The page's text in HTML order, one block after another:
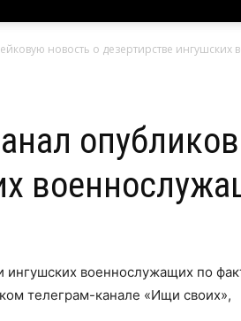
новость о дезертирстве
ингушских военнослужащих по
телеграм-канале «Ищи своих»,